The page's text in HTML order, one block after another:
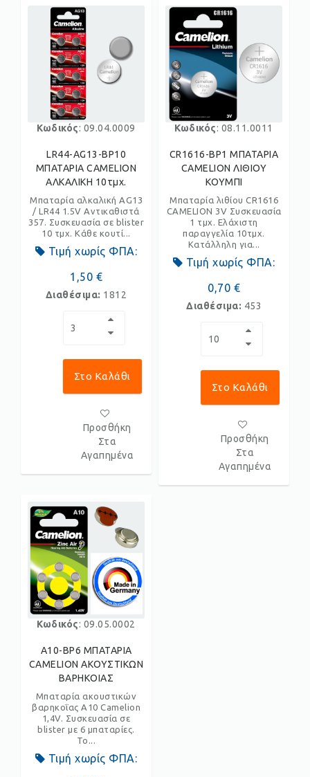
Κωδικός: 09.04.0009
LR44-AG13-BP10
ΜΠΑΤΑΡΙΑ CAMELION
ΑΛΚΑΛΙΚΗ 10τμχ.
Μπαταρία αλκαλική AG13
/ LR44 1.5V Αντικαθιστά
357. Συσκευασία σε blister
10 τμχ. Κάθε κουτί...
Τιμή χωρίς ΦΠΑ:
1,50 €
Διαθέσιμα: 1812
Στο Καλάθι
Προσθήκη
Στα
Αγαπημένα
Κωδικός: 09.05.0002
A10-BP6 ΜΠΑΤΑΡΙΑ
CAMELION ΑΚΟΥΣΤΙΚΩΝ
ΒΑΡΗΚΟΙΑΣ
Μπαταρία ακουστικών
βαρηκοΐας A10 Camelion
1,4V. Συσκευασία σε
blister με 6 μπαταρίες.
Το...
Τιμή χωρίς ΦΠΑ:
Κωδικός: 08.11.0011
CR1616-BP1 ΜΠΑΤΑΡΙΑ
CAMELION ΛΙΘΙΟΥ
ΚΟΥΜΠΙ
Μπαταρία λιθίου CR1616
CAMELION 3V Συσκευασία
1 τμχ. Ελάχιστη
παραγγελία 10τμχ.
Κατάλληλη για...
Τιμή χωρίς ΦΠΑ:
0,70 €
Διαθέσιμα: 453
Στο Καλάθι
Προσθήκη
Στα
Αγαπημένα